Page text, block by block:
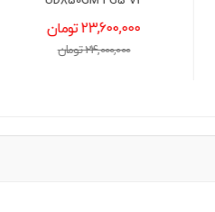
30,500,000 تومان
31,000,000 تومان